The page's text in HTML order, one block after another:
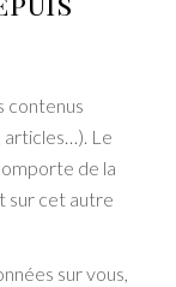
contenus
articles…). Le
de la
sur cet autre
sur vous,